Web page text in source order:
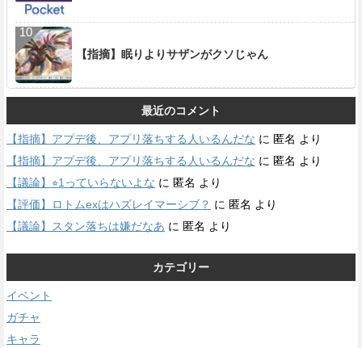
【指摘】眠りよりサザンがクソじゃん
最近のコメント
【指摘】アプデ後、アプリ落ちする人いるんだな に 匿名 より
【指摘】アプデ後、アプリ落ちする人いるんだな に 匿名 より
【議論】⭐︎1っていらないよな に 匿名 より
【評価】ロトムexはハズレイマーシブ？ に 匿名 より
【議論】スタン落ちは嫌だなあ に 匿名 より
カテゴリー
イベント
ガチャ
キャラ